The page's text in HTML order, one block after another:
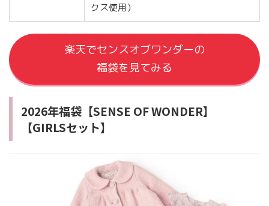
クス使用）
楽天でセンスオブワンダーの
福袋を見てみる
2026年福袋【SENSE OF WONDER】
【GIRLSセット】